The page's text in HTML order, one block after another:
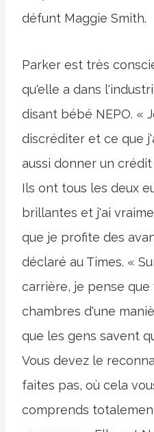
défunt Maggie Smith.
Parker est très
qu'elle a dans
disant bébé NEPO. «
discréditer et ce que
aussi donner un
Ils ont tous les deux
brillantes et j'ai
que je profite des
déclaré au Times. «
carrière, je pense
chambres d'une
que les gens savent
Vous devez le
faites pas, où cela
comprends